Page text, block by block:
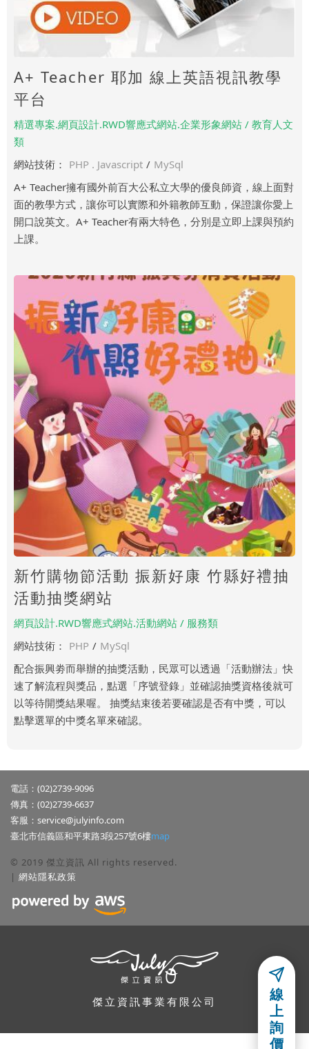
本公司關心使用者隱私權與個人資訊,並遵守本公司的網站隱私政策,使
用者若有任何問題,可以參考本公司的「網站隱私政策
」,或利用電子郵
A+ Teacher 耶加 線上英語視訊教學
平台
精選專案.網頁設計.RWD響應式網站.企業形象網站 / 教育人文
類
網站技術： PHP . Javascript / MySql
A+ Teacher擁有國外前百大公私立大學的優良師資，線上面對
面的教學方式，讓你可以實際和外籍教師互動，保證讓你愛上
開口說英文。A+ Teacher有兩大特色，分別是立即上課與預約
上課。
新竹購物節活動 振新好康 竹縣好禮抽
活動抽獎網站
網頁設計.RWD響應式網站.活動網站 / 服務類
網站技術： PHP / MySql
配合振興劵而舉辦的抽獎活動，民眾可以透過「活動辦法」快
速了解流程與獎品，點選「序號登錄」並確認抽獎資格後就可
以等待開獎結果喔。 抽獎結束後若要確認是否有中獎，可以
點擊選單的中獎名單來確認。
傑立資訊事業有限公司
電話：(02)2739-9096
傳真：(02)2739-6637
客服： service@julyinfo.com
臺北市信義區和平東路3段257號6樓map
© 2019 傑立資訊 All rights reserved.
| 網站隱私政策
線
上
詢
價